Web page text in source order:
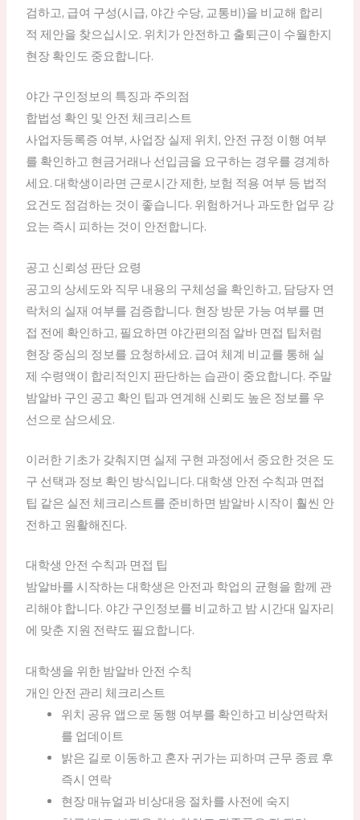
검하고, 급여 구성(시급, 야간 수당, 교통비)을 비교해 합리
적 제안을 찾으십시오. 위치가 안전하고 출퇴근이 수월한지
현장 확인도 중요합니다.
야간 구인정보의 특징과 주의점
합법성 확인 및 안전 체크리스트
사업자등록증 여부, 사업장 실제 위치, 안전 규정 이행 여부
를 확인하고 현금거래나 선입금을 요구하는 경우를 경계하
세요. 대학생이라면 근로시간 제한, 보험 적용 여부 등 법적
요건도 점검하는 것이 좋습니다. 위험하거나 과도한 업무 강
요는 즉시 피하는 것이 안전합니다.
공고 신뢰성 판단 요령
공고의 상세도와 직무 내용의 구체성을 확인하고, 담당자 연
락처의 실재 여부를 검증합니다. 현장 방문 가능 여부를 면
접 전에 확인하고, 필요하면 야간편의점 알바 면접 팁처럼
현장 중심의 정보를 요청하세요. 급여 체계 비교를 통해 실
제 수령액이 합리적인지 판단하는 습관이 중요합니다. 주말
밤알바 구인 공고 확인 팁과 연계해 신뢰도 높은 정보를 우
선으로 삼으세요.
이러한 기초가 갖춰지면 실제 구현 과정에서 중요한 것은 도
구 선택과 정보 확인 방식입니다. 대학생 안전 수칙과 면접
팁 같은 실전 체크리스트를 준비하면 밤알바 시작이 훨씬 안
전하고 원활해진다.
대학생 안전 수칙과 면접 팁
밤알바를 시작하는 대학생은 안전과 학업의 균형을 함께 관
리해야 합니다. 야간 구인정보를 비교하고 밤 시간대 일자리
에 맞춘 지원 전략도 필요합니다.
대학생을 위한 밤알바 안전 수칙
개인 안전 관리 체크리스트
위치 공유 앱으로 동행 여부를 확인하고 비상연락처
를 업데이트
밝은 길로 이동하고 혼자 귀가는 피하며 근무 종료 후
즉시 연락
현장 매뉴얼과 비상대응 절차를 사전에 숙지